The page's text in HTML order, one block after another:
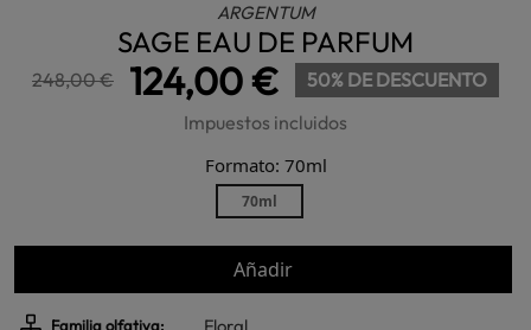
ARGENTUM
SAGE EAU DE PARFUM
248,00 € 124,00 €
50% DE DESCUENTO
Impuestos incluidos
Formato: 70ml
70ml
Añadir
Familia olfativa: